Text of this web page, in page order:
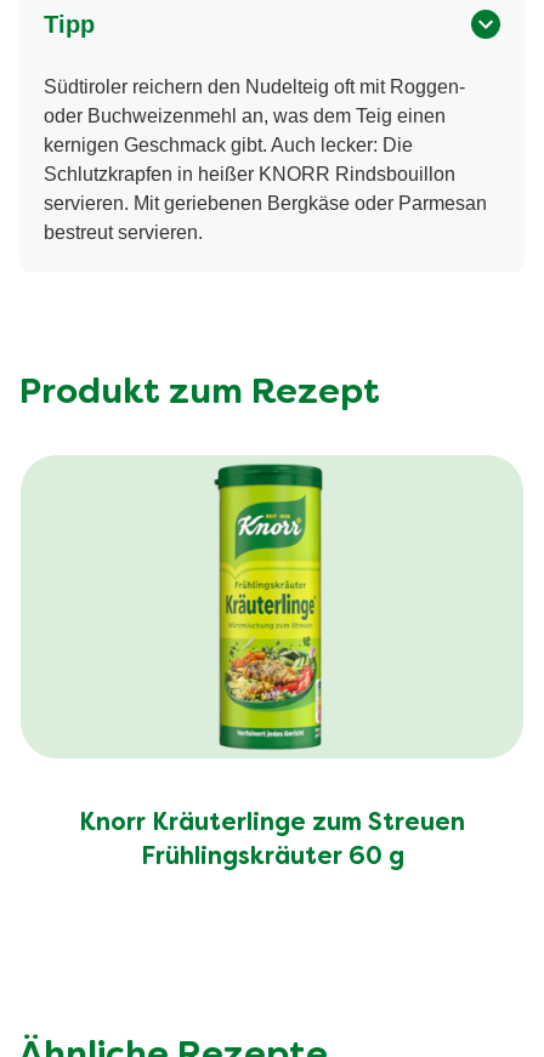
Tipp
Südtiroler reichern den Nudelteig oft mit Roggen-
oder Buchweizenmehl an, was dem Teig einen
kernigen Geschmack gibt. Auch lecker: Die
Schlutzkrapfen in heißer KNORR Rindsbouillon
servieren. Mit geriebenen Bergkäse oder Parmesan
bestreut servieren.
Produkt zum Rezept
Knorr Kräuterlinge zum Streuen
Frühlingskräuter 60 g